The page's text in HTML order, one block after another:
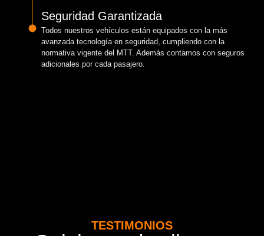
Seguridad Garantizada
Todos nuestros vehículos están equipados con la más
avanzada tecnología en seguridad, cumpliendo con la
normativa vigente del MTT. Además contamos con seguros
adicionales por cada pasajero.
TESTIMONIOS